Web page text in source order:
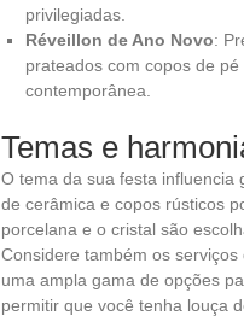
privilegiadas.
Réveillon de Ano Novo:
prateados com copos de
contemporânea.
Temas e
O tema da sua festa influencia
de cerâmica e copos rústicos
porcelana e o cristal são
Considere também os
uma ampla gama de opções
permitir que você tenha louça